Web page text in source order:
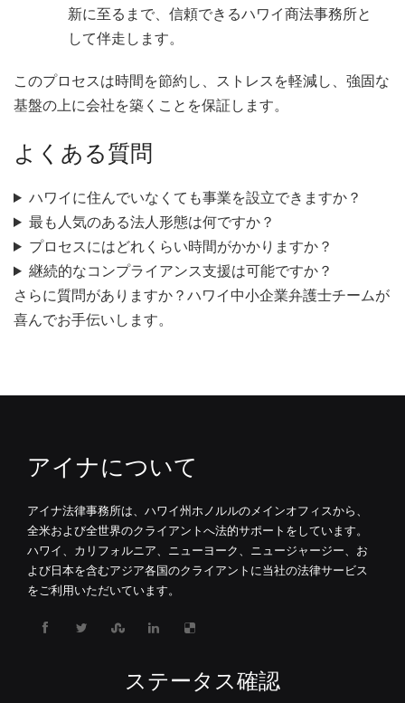
新に至るまで、信頼できるハワイ商法事務所と
して伴走します。
このプロセスは時間を節約し、ストレスを軽減し、強固な
基盤の上に会社を築くことを保証します。
よくある質問
ハワイに住んでいなくても事業を設立できますか？
最も人気のある法人形態は何ですか？
プロセスにはどれくらい時間がかかりますか？
継続的なコンプライアンス支援は可能ですか？
さらに質問がありますか？ハワイ中小企業弁護士チームが
喜んでお手伝いします。
アイナについて
アイナ法律事務所は、ハワイ州ホノルルのメインオフィスから、
全米および全世界のクライアントへ法的サポートをしています。
ハワイ、カリフォルニア、ニューヨーク、ニュージャージー、お
よび日本を含むアジア各国のクライアントに当社の法律サービス
をご利用いただいています。
ステータス確認